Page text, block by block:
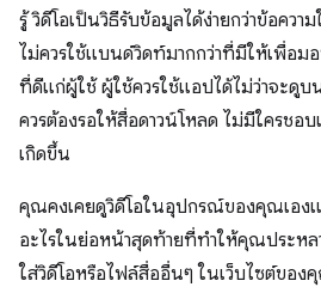
รู้ วิดีโอเป็นวิธีรับข้อมูลได้ง่ายกว่าข้อคว
ไม่ควรใช้แบนด์วิดท์มากกว่าที่มีให้เพื่อม
ที่ดีแก่ผู้ใช้ ผู้ใช้ควรใช้แอปได้ไม่ว่าจะดู
ควรต้องรอให้สื่อดาวน์โหลด ไม่มีใครชอ
เกิดขึ้น
คุณคงเคยดูวิดีโอในอุปกรณ์ของคุณเองแ
อะไรในย่อหน้าสุดท้ายที่ทำให้คุณประห
ใส่วิดีโอหรือไฟล์สื่ออื่นๆ ในเว็บไซต์ของ